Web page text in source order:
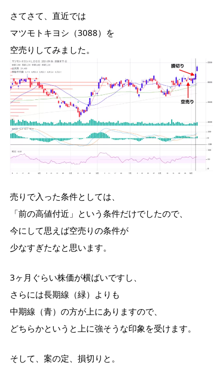
さてさて、直近では
マツモトキヨシ（3088）を
空売りしてみました。
売りで入った条件としては、
「前の高値付近」という条件だけでしたので、
今にして思えば空売りの条件が
少なすぎたなと思います。
3ヶ月ぐらい株価が横ばいですし、
さらには長期線（緑）よりも
中期線（青）の方が上にありますので、
どちらかというと上に強そうな印象を受けます。
そして、案の定、損切りと。